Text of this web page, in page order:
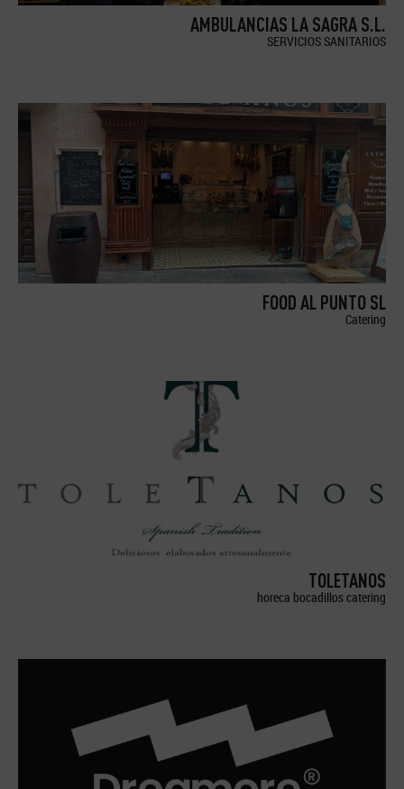
AMBULANCIAS LA SAGRA S.L.
SERVICIOS SANITARIOS
FOOD AL PUNTO SL
Catering
TOLETANOS
horeca bocadillos catering